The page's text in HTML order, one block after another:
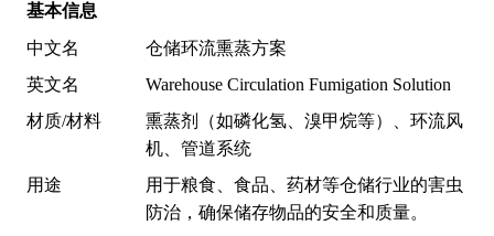
基本信息
中文名
仓储环流熏蒸方案
英文名
Warehouse Circulation Fumigation Solution
材质/材料
熏蒸剂（如磷化氢、溴甲烷等）、环流风
机、管道系统
用途
用于粮食、食品、药材等仓储行业的害虫
防治，确保储存物品的安全和质量。